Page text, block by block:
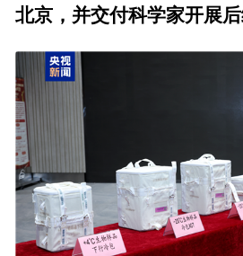
北京，并交付科学家开展后